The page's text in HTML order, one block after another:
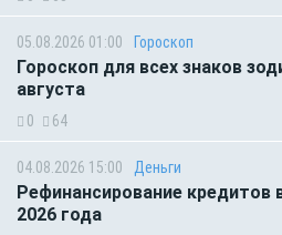
05.08.2026 01:00 Гороскоп
Гороскоп для всех знаков
августа
0 64
04.08.2026 15:00 Деньги
Рефинансирование кредитов
2026 года